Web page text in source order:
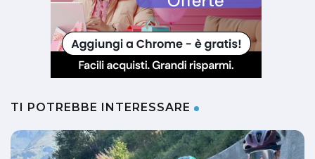
TI POTREBBE INTERESSARE